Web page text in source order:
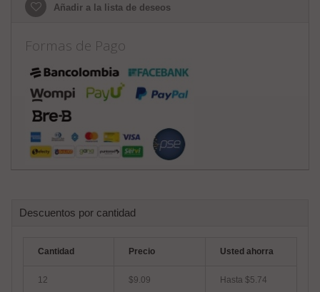
Añadir a la lista de deseos
Formas de Pago
Descuentos por cantidad
Cantidad Precio Usted ahorra
12 $9.09 Hasta $5.74